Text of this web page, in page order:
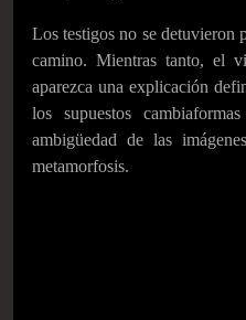
Los testigos no se detuvieron
camino. Mientras tanto, el
aparezca una explicación
los supuestos
ambigüedad de las
metamorfosis.